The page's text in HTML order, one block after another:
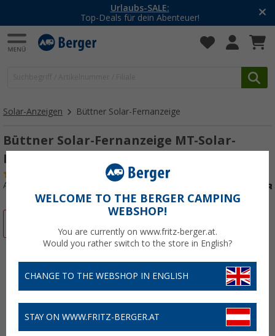
Urlaubs-SALE:
Top-Deals für dein Abenteuer!
Solar-Anzeigen Büttner Solar-Fernanzeige
Büttner Solar-Fernanzeige MT-Solar-
Fernanzeige I
Art.-Nr.: 220640
WELCOME TO THE BERGER CAMPING
WEBSHOP!
You are currently on www.fritz-berger.at.
Would you rather switch to the store in English?
CHANGE TO THE WEBSHOP IN ENGLISH
STAY ON WWW.FRITZ-BERGER.AT